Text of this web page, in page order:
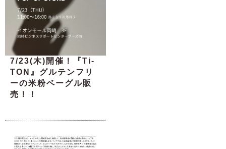
7/23(木)開催！『Ti-
TON』グルテンフリ
ーの米粉ベーグル販
売！！